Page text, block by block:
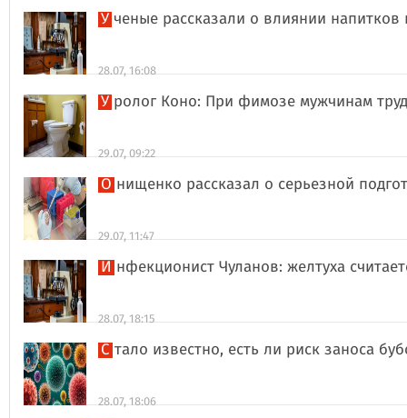
Ученые рассказали о влиянии
28.07, 16:08
Уролог Коно: При фимозе мужчинам
29.07, 09:22
Онищенко рассказал о серьезной
29.07, 11:47
Инфекционист Чуланов: желтуха
28.07, 18:15
Стало известно, есть ли риск заноса
28.07, 18:06